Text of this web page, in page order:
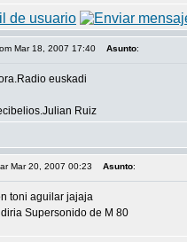
Mar 18, 2007 17:40 Asunto:
euskadi
Ruiz
Mar 20, 2007 00:23 Asunto:
toni aguilar jajaja
Supersonido de M 80